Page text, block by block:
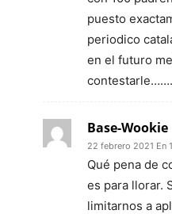
puesto
periodico
en el futuro
Base-Wookie
22 febrero 2021 En
Qué pena de
es para llorar.
limitarnos a